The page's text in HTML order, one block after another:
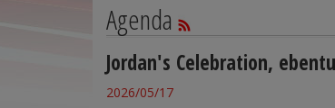
Agenda
Jordan's Celebration,
2026/05/17